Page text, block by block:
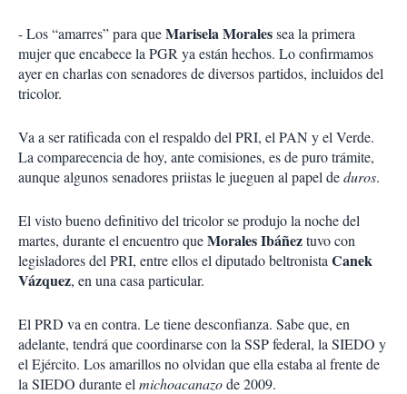
- Los “amarres” para queMarisela Moralessea la primera
mujer que encabece la PGR ya están hechos. Lo confirmamos
ayer en charlas con senadores de diversos partidos, incluidos del
tricolor.
Va a ser ratificada con el respaldo del PRI, el PAN y el Verde.
La comparecencia de hoy, ante comisiones, es de puro trámite,
aunque algunos senadores priistas le jueguen al papel deduros.
El visto bueno definitivo del tricolor se produjo la noche del
martes, durante el encuentro queMorales Ibáñeztuvo con
legisladores del PRI, entre ellos el diputado beltronista Canek
Vázquez, en una casa particular.
El PRD va en contra. Le tiene desconfianza. Sabe que, en
adelante, tendrá que coordinarse con la SSP federal, la SIEDO y
el Ejército. Los amarillos no olvidan que ella estaba al frente de
la SIEDO durante el michoacanazode 2009.